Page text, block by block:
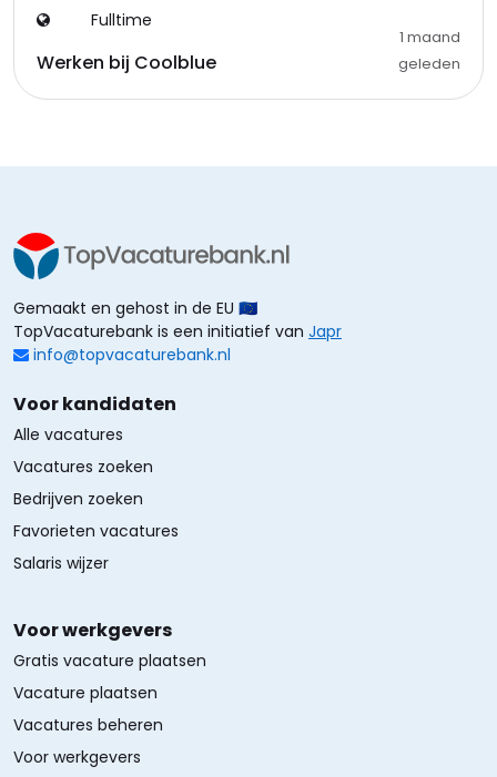
Fulltime
Werken bij Coolblue
1 maand
geleden
Gemaakt en gehost in de EU 🇪🇺
TopVacaturebank is een initiatief van Japr
info@topvacaturebank.nl
Voor kandidaten
Alle vacatures
Vacatures zoeken
Bedrijven zoeken
Favorieten vacatures
Salaris wijzer
Voor werkgevers
Gratis vacature plaatsen
Vacature plaatsen
Vacatures beheren
Voor werkgevers